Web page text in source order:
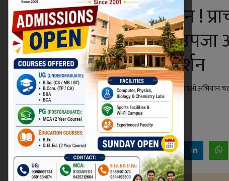
मंदिर बचाओ अभियान !
और जमीन बेचने से उपजा
को करेगा विरोध प्रदर्शन
रतलाम के प्राचीन श्री कृष्ण मंदिर को लेकर मंदिर बचाओ अभियान
प्रशासन को ज्ञापन सौंपेंगे।
Niraj Kumar Shukla May 25, 2026 - 21:02
Facebook Twitter